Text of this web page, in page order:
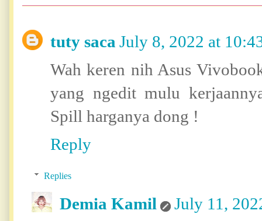
tuty saca July 8, 2022 at
Wah keren nih Asus
yang ngedit mulu
Spill harganya dong !
Reply
Replies
Demia Kamil
July 11,